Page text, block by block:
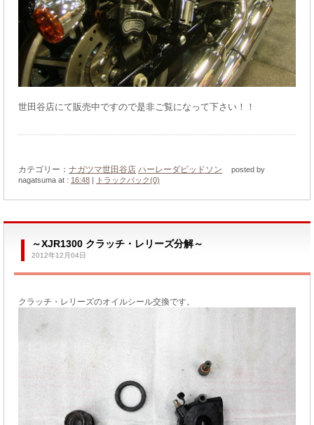
世田谷店にて販売中ですので是非ご覧になって下さい！！
カテゴリー： ナガツマ世田谷店 ハーレーダビッドソン
posted by
nagatsuma at : 16:48 | トラックバック(0)
～XJR1300 クラッチ・レリーズ分解～
2012年12月04日
クラッチ・レリーズのオイルシール交換です。